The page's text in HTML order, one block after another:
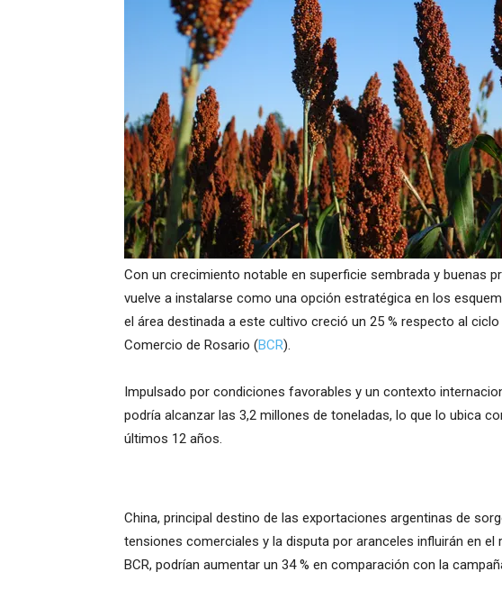
Con un crecimiento notable en superficie sembrada y buenas
vuelve a instalarse como una opción estratégica en los
el área destinada a este cultivo creció un 25 % respecto al
Comercio de Rosario (BCR).
Impulsado por condiciones favorables y un contexto
podría alcanzar las 3,2 millones de toneladas, lo que lo ubica
últimos 12 años.
China, principal destino de las exportaciones argentinas de
tensiones comerciales y la disputa por aranceles influirán en el
BCR, podrían aumentar un 34 % en comparación con la